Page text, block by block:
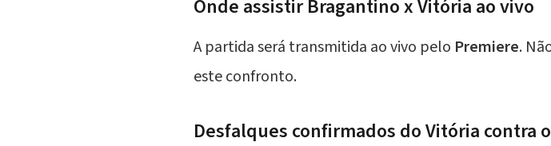
Onde assistir Bragantino x Vitória ao vivo
A partida será transmitida ao vivo pelo Premiere.
este confronto.
Desfalques confirmados do Vitória contra